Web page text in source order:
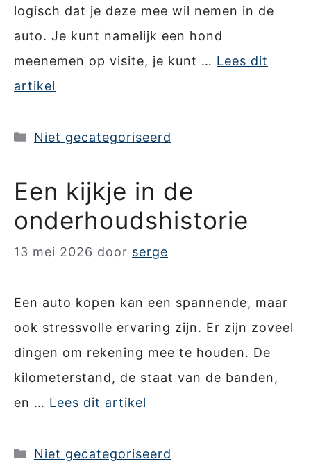
logisch dat je deze mee wil nemen in de
auto. Je kunt namelijk een hond
meenemen op visite, je kunt … Lees dit
artikel
Categorieën
Niet gecategoriseerd
Een kijkje in de
onderhoudshistorie
13 mei 2026 door serge
Een auto kopen kan een spannende, maar
ook stressvolle ervaring zijn. Er zijn zoveel
dingen om rekening mee te houden. De
kilometerstand, de staat van de banden,
en … Lees dit artikel
Categorieën
Niet gecategoriseerd